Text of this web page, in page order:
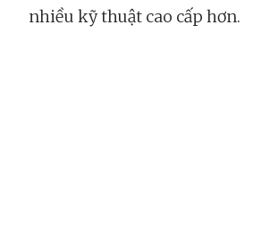
nhiều kỹ thuật cao cấp hơn.